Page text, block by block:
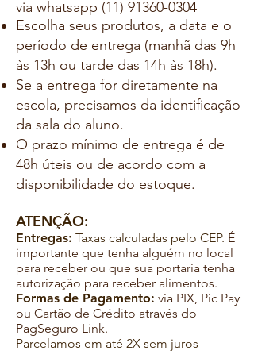
via whatsapp (11) 91360-0304
Escolha seus produtos, a data e o
período de entrega (manhã das 9h
às 13h ou tarde das 14h às 18h).
Se a entrega for diretamente na
escola, precisamos da identificação
da sala do aluno.
O prazo mínimo de entrega é de
48h úteis ou de acordo com a
disponibilidade do estoque.
ATENÇÃO:
Entregas: Taxas calculadas pelo CEP. É
importante que tenha alguém no local
para receber ou que sua portaria tenha
autorização para receber alimentos.
Formas de Pagamento: via PIX, Pic Pay
ou Cartão de Crédito através do
PagSeguro Link.
Parcelamos em até 2X sem juros